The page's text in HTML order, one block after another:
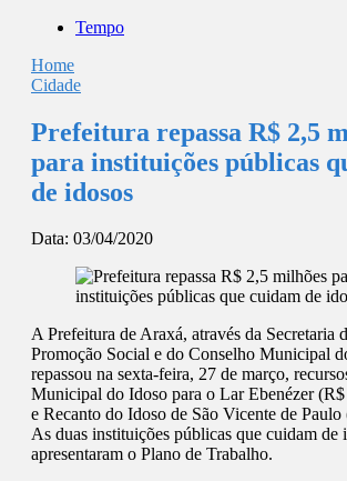
Tempo
Home
Cidade
Prefeitura repassa R$ 2,5
para instituições públicas
de idosos
Data: 03/04/2020
A Prefeitura de Araxá, através da Secretaria
Promoção Social e do Conselho Municipal
repassou na sexta-feira, 27 de março,
Municipal do Idoso para o Lar Ebenézer
e Recanto do Idoso de São Vicente de
As duas instituições públicas que cuidam de
apresentaram o Plano de Trabalho.